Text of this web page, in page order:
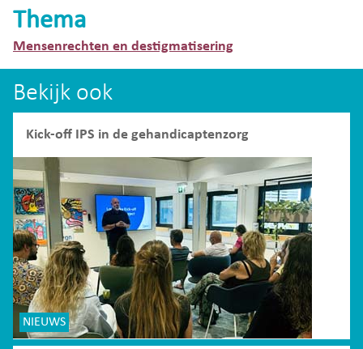
Thema
Mensenrechten en destigmatisering
Bekijk ook
Kick-off IPS in de gehandicaptenzorg
NIEUWS